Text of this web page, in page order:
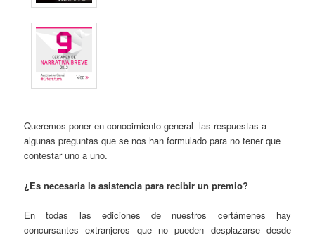
Queremos poner en conocimiento general las respuestas a
algunas preguntas que se nos han formulado para no tener que
contestar uno a uno.
¿ Es necesaria la asistencia para recibir un premio?
En todas las ediciones de nuestros certámenes hay
concursantes extranjeros que no pueden desplazarse desde